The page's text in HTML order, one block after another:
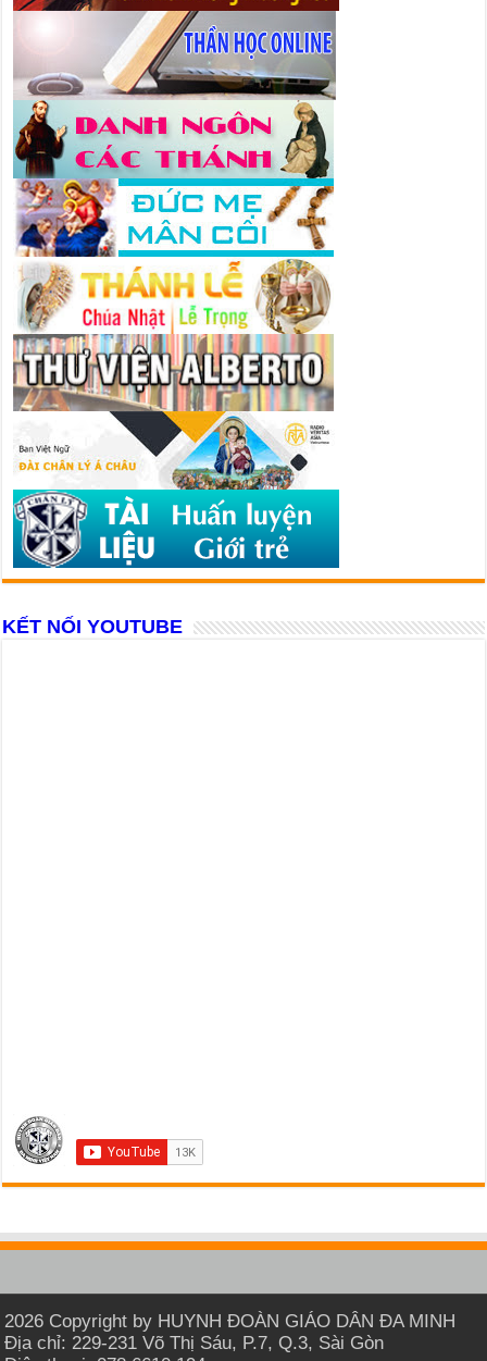
KẾT NỐI YOUTUBE
2026 Copyright by HUYNH ĐOÀN GIÁO DÂN ĐA MINH
Địa chỉ: 229-231 Võ Thị Sáu, P.7, Q.3, Sài Gòn